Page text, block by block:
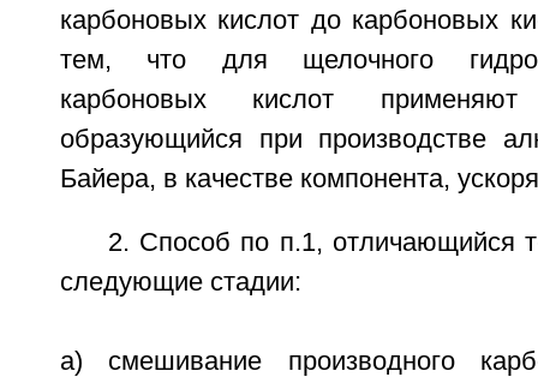
карбоновых кислот до карбоновых
тем, что для щелочного
карбоновых кислот
образующийся при производстве
Байера, в качестве компонента,
2. Способ по п.1, отличающийся
следующие стадии:
a) смешивание производного